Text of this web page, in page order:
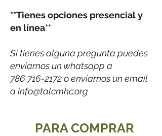
**Tienes opciones presencial y
en línea**
Si tienes alguna pregunta puedes
enviarnos un whatsapp a
786 716-2172 o enviarnos un email
a info@talcmhc.org
PARA COMPRAR